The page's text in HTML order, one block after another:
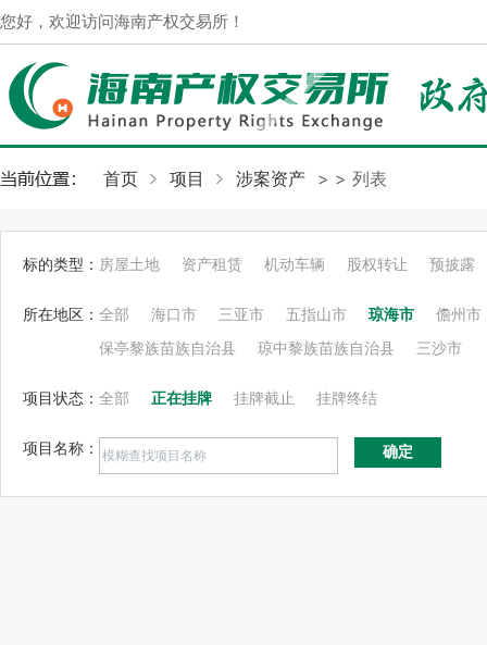
您好，欢迎访问海南产权交易所！
首页 项目 >
涉案资产 > 列表
标的类型： 房屋土地 资产租赁 机动车辆 股权转让 预披露
所在地区： 全部 海口市 三亚市 五指山市 琼海市 儋州市
保亭黎族苗族自治县 琼中黎族苗族自治县 三沙市
项目状态： 全部 正在挂牌 挂牌截止 挂牌终结
项目名称： 确定